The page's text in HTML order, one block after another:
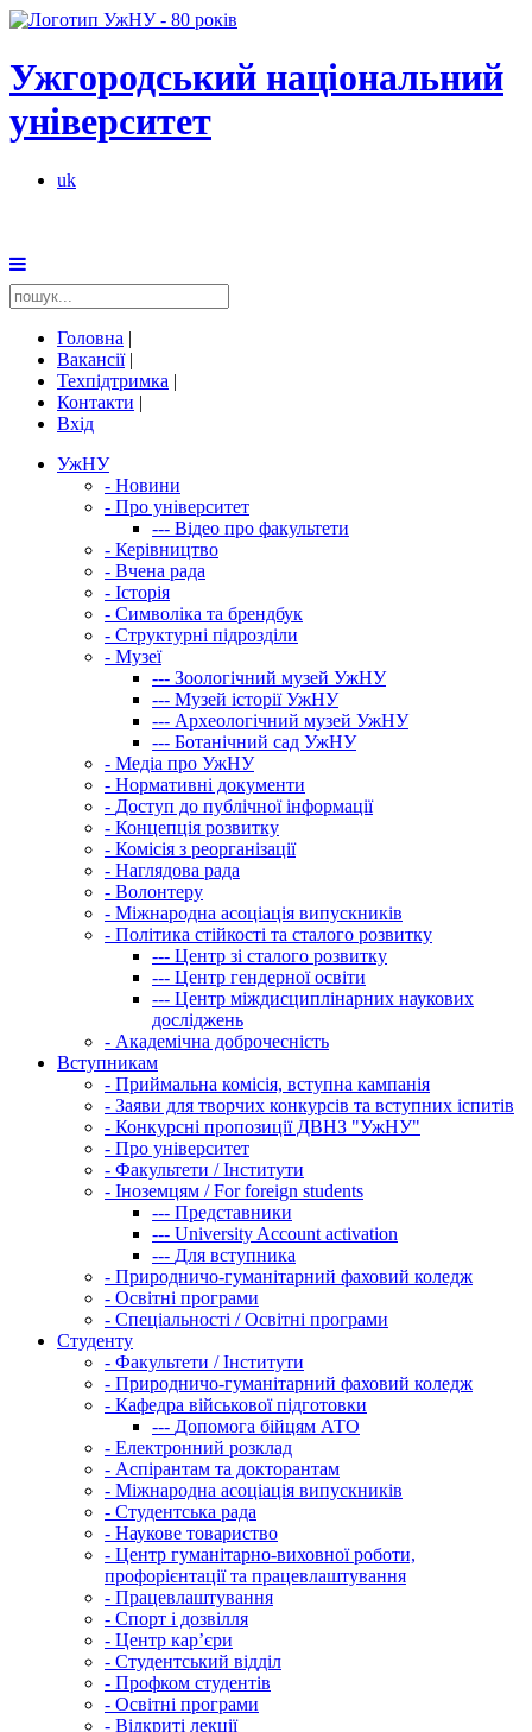
Ужгородський національний
університет
uk
Головна |
Вакансії|
Техпідтримка |
Контакти |
Вхід
УжНУ
- Новини
- Про університет
--- Відео про факультети
- Керівництво
- Вчена рада
- Історія
- Символіка та брендбук
- Структурні підрозділи
- Музеї
--- Зоологічний музей УжНУ
--- Музей історії УжНУ
--- Археологічний музей УжНУ
--- Ботанічний сад УжНУ
- Медіа про УжНУ
- Нормативні документи
- Доступ до публічної інформації
- Концепція розвитку
- Комісія з реорганізації
- Наглядова рада
- Волонтеру
- Міжнародна асоціація випускників
- Політика стійкості та сталого розвитку
--- Центр зі сталого розвитку
--- Центр гендерної освіти
--- Центр міждисциплінарних наукових
досліджень
- Академічна доброчесність
Вступникам
- Приймальна комісія, вступна кампанія
- Заяви для творчих конкурсів та вступних іспитів
- Конкурсні пропозиції ДВНЗ "УжНУ"
- Про університет
- Факультети / Інститути
- Іноземцям / For foreign students
--- Представники
--- University Account activation
--- Для вступника
- Природничо-гуманітарний фаховий коледж
- Освітні програми
- Спеціальності / Освітні програми
Студенту
- Факультети / Інститути
- Природничо-гуманітарний фаховий коледж
- Кафедра військової підготовки
--- Допомога бійцям АТО
- Електронний розклад
- Аспірантам та докторантам
- Міжнародна асоціація випускників
- Студентська рада
- Наукове товариство
- Центр гуманітарно-виховної роботи,
профорієнтації та працевлаштування
- Працевлаштування
- Спорт і дозвілля
- Центр кар’єри
- Студентський відділ
- Профком студентів
- Освітні програми
- Відкриті лекції